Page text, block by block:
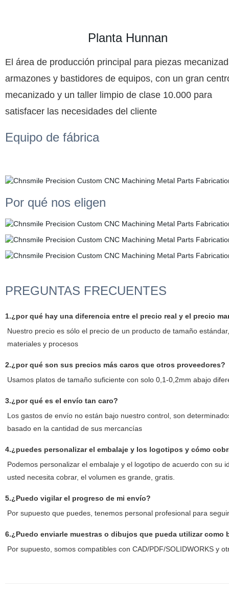
Planta Hunnan
El área de producción principal para piezas
armazones y bastidores de equipos, con un gran
mecanizado y un taller limpio de clase 10.000 para
satisfacer las necesidades del cliente
Equipo de fábrica
Por qué nos eligen
PREGUNTAS FRECUENTES
1.¿por qué hay una diferencia entre el precio real y el precio
Nuestro precio es sólo el precio de un producto de tamaño
materiales y procesos
2.¿por qué son sus precios más caros que otros proveedores?
Usamos platos de tamaño suficiente con solo 0,1-0,2mm abajo
3.¿por qué es el envío tan caro?
Los gastos de envío no están bajo nuestro control, son
basado en la cantidad de sus mercancías
4.¿puedes personalizar el embalaje y los logotipos y cómo
Podemos personalizar el embalaje y el logotipo de acuerdo con
usted necesita cobrar, el volumen es grande, gratis.
5.¿Puedo vigilar el progreso de mi envío?
Por supuesto que puedes, tenemos personal profesional para
6.¿Puedo enviarle muestras o dibujos que pueda utilizar como
Por supuesto, somos compatibles con CAD/PDF/SOLIDWORKS y